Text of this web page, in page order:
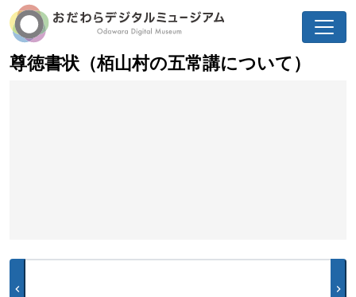
尊徳書状（栢山村の五常講について）
chevron_left chevron_right